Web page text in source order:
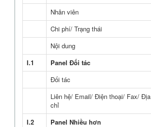
Nhân viên
Chi phí/ Trạng thái
Nội dung
I.1
Panel Đối tác
Đối tác
Liên hệ/ Email/ Điện thoại/ Fax/ Địa
chỉ
I.2 Panel Nhiều hơn